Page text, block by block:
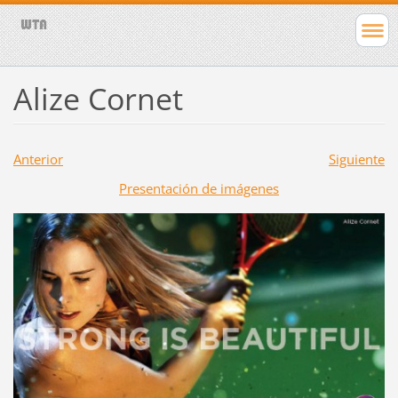
Alize Cornet
Anterior
Siguiente
Presentación de imágenes